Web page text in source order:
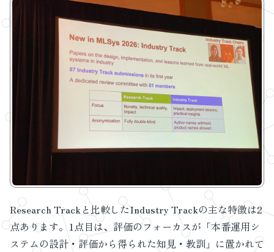
Research Trackと比較したIndustry Trackの主な特徴は2
点あります。1点目は、評価のフォーカスが「本番運用シ
ステムの設計・評価から得られた知見・教訓」に置かれて